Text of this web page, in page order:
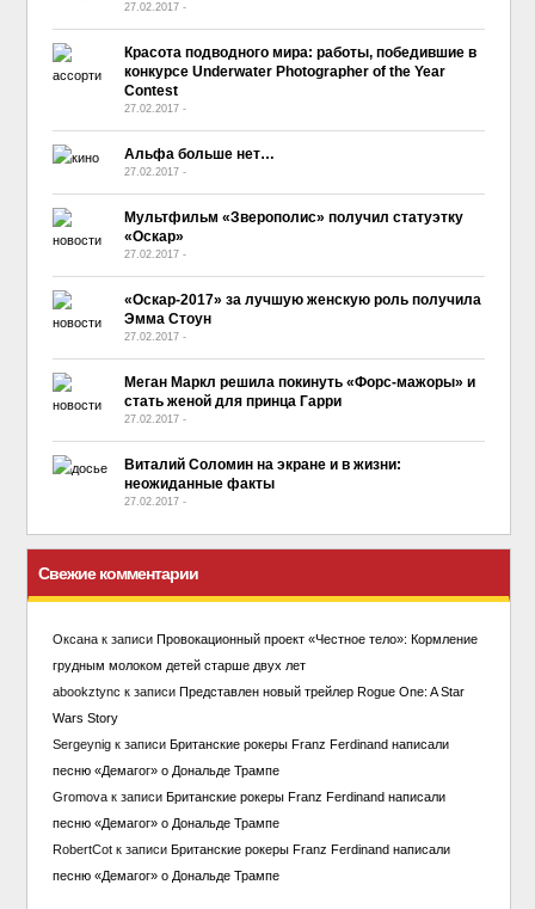
27.02.2017 -
Красота подводного мира: работы, победившие в
конкурсе Underwater Photographer of the Year
Contest
27.02.2017 -
Альфа больше нет…
27.02.2017 -
Мультфильм «Зверополис» получил статуэтку
«Оскар»
27.02.2017 -
«Оскар-2017» за лучшую женскую роль получила
Эмма Стоун
27.02.2017 -
Меган Маркл решила покинуть «Форс-мажоры» и
стать женой для принца Гарри
27.02.2017 -
Виталий Соломин на экране и в жизни:
неожиданные факты
27.02.2017 -
Свежие комментарии
Оксанак записи Провокационный проект «Честное тело»: Кормление
грудным молоком детей старше двух лет
abookztync к записи Представлен новый трейлер Rogue One: A Star
Wars Story
Sergeynigк записи Британские рокеры Franz Ferdinand написали
песню «Демагог» о Дональде Трампе
Gromovaк записи Британские рокеры Franz Ferdinand написали
песню «Демагог» о Дональде Трампе
RobertCotк записи Британские рокеры Franz Ferdinand написали
песню «Демагог» о Дональде Трампе